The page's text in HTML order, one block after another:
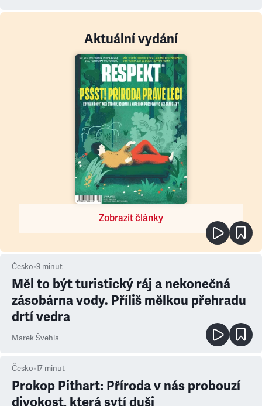
Aktuální vydání
Zobrazit články
Česko•9 minut
Měl to být turistický ráj a nekonečná
zásobárna vody. Příliš mělkou přehradu
drtí vedra
Marek Švehla
Česko•17 minut
Prokop Pithart: Příroda v nás probouzí
divokost, která sytí duši